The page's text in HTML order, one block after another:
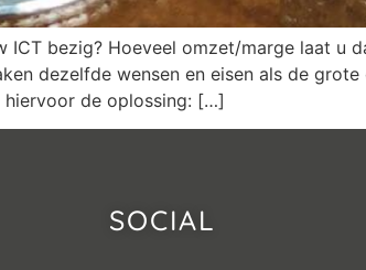
bezig? Hoeveel omzet/marge laat u
dezelfde wensen en eisen als de
de oplossing: […]
SOCIAL